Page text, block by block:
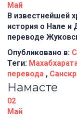
Май
В известнейшей
история о Нале и
переводе
Опубликовано в:
Теги:
перевода ,
Намасте
02
Май